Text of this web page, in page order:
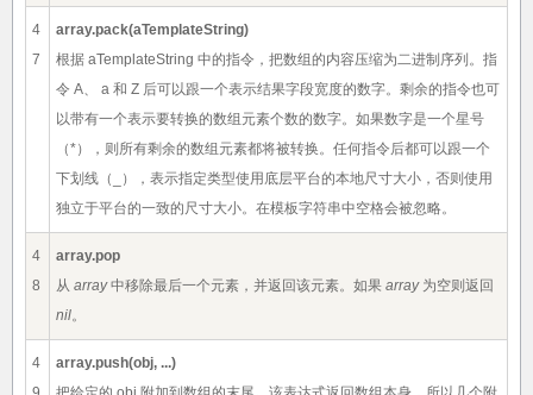
4
7
array.pack(aTemplateString)
根据 aTemplateString 中的指令，把数组的内容压缩为二进制序列。指
令 A、 a 和 Z 后可以跟一个表示结果字段宽度的数字。剩余的指令也可
以带有一个表示要转换的数组元素个数的数字。如果数字是一个星号
（*），则所有剩余的数组元素都将被转换。任何指令后都可以跟一个
下划线（_），表示指定类型使用底层平台的本地尺寸大小，否则使用
独立于平台的一致的尺寸大小。在模板字符串中空格会被忽略。
4
8
array.pop
从 array中移除最后一个元素，并返回该元素。如果 array为空则返回
nil。
4
array.push(obj, ...)